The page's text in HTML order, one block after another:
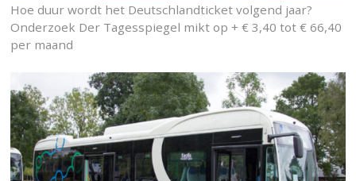
Hoe duur wordt het Deutschlandticket volgend jaar?
Onderzoek Der Tagesspiegel mikt op + € 3,40 tot € 66,40
per maand